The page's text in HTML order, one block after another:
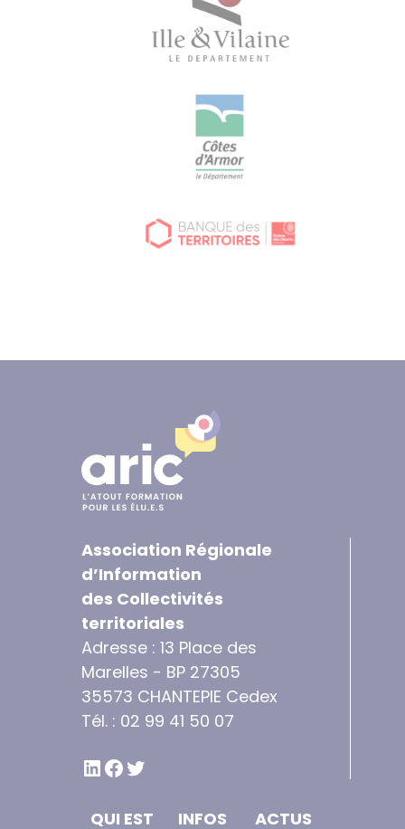
Association Régionale
d’Information
des Collectivités
territoriales
Adresse : 13 Place des
Marelles - BP 27305
35573 CHANTEPIE Cedex
Tél. : 02 99 41 50 07
LINKEDIN
FACEBOOK
TWITTER
QUI EST INFOS ACTUS